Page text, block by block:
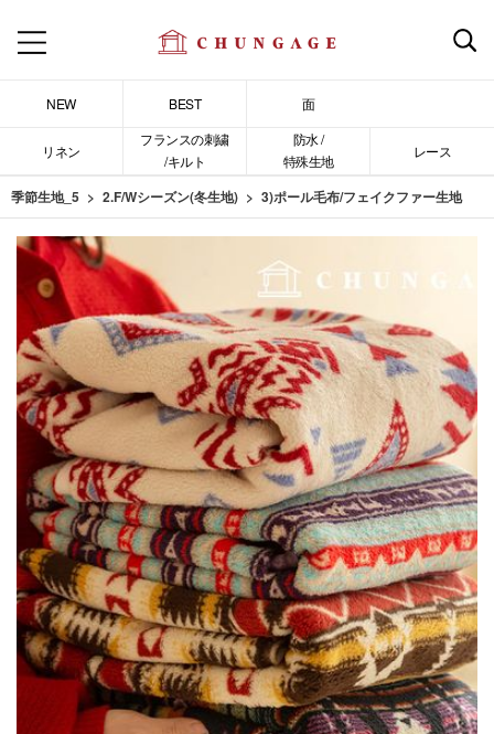
NEW BEST 面
リネン
フランスの刺繍
/キルト
防水 /
特殊生地
レース
季節生地_5 2.F/Wシーズン(冬生地) 3)ポール毛布/フェイクファー生地